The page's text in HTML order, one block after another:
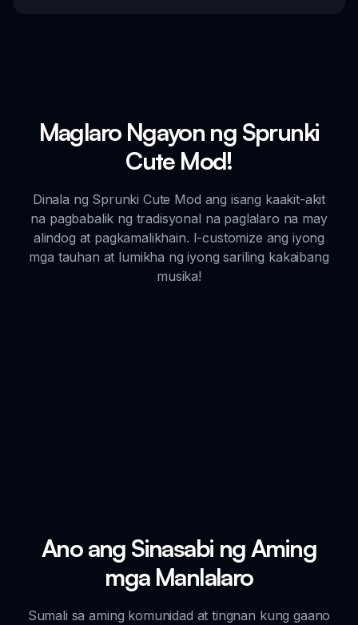
Maglaro Ngayon ng Sprunki
Cute Mod!
Dinala ng Sprunki Cute Mod ang isang kaakit-akit
na pagbabalik ng tradisyonal na paglalaro na may
alindog at pagkamalikhain. I-customize ang iyong
mga tauhan at lumikha ng iyong sariling kakaibang
musika!
Ano ang Sinasabi ng Aming
mga Manlalaro
Sumali sa aming komunidad at tingnan kung gaano